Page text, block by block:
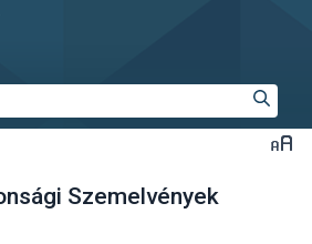
Szemelvények